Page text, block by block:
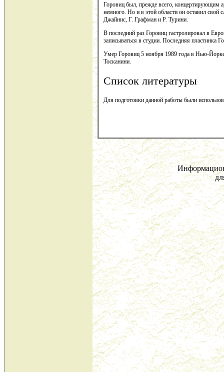
Горовиц был, прежде всего, концертирующим
немного. Но и в этой области он оставил свой
Джайнис, Г. Графман и Р. Турини.
В последний раз Горовиц гастролировал в
записываться в студии. Последняя пластинка
Умер Горовиц 5 ноября 1989 года в Нью-
Тосканини.
Список литературы
Для подготовки данной работы были